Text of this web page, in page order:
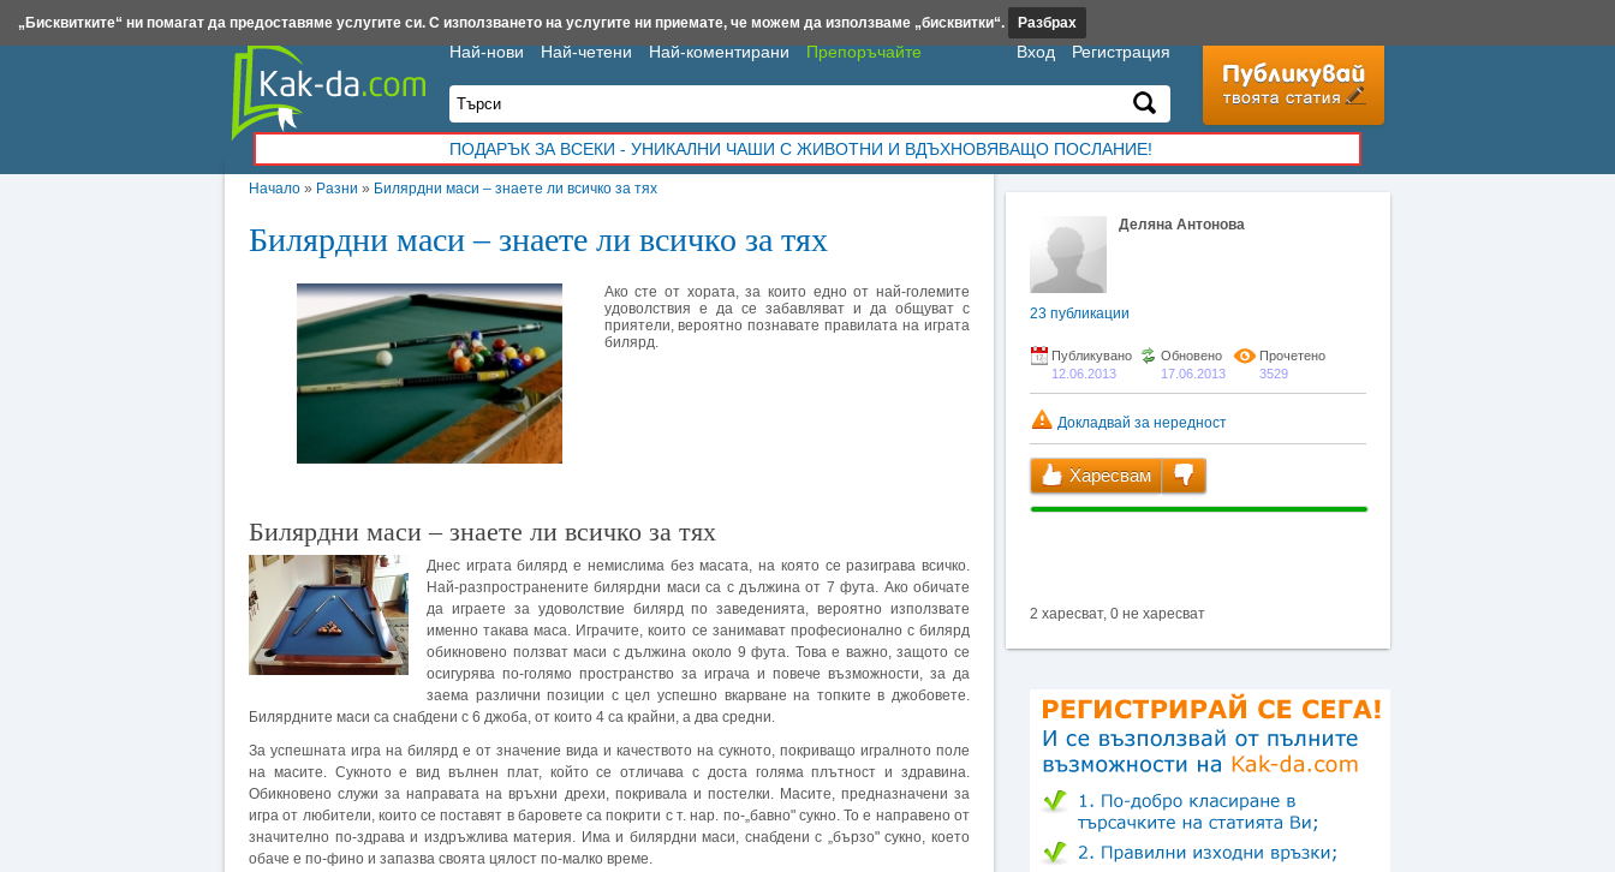
Начало » Разни » Билярдни маси – знаете ли всичко за тях
Билярдни маси – знаете ли всичко за тях
Ако сте от хората, за които едно от най-големите
удоволствия е да се забавляват и да общуват с
приятели, вероятно познавате правилата на играта
билярд.
Билярдни маси – знаете ли всичко за тях
Днес играта билярд е немислима без масата, на която се разиграва всичко.
Най-разпространените билярдни маси са с дължина от 7 фута. Ако обичате
да играете за удоволствие билярд по заведенията, вероятно използвате
именно такава маса. Играчите, които се занимават професионално с билярд
обикновено ползват маси с дължина около 9 фута. Това е важно, защото се
осигурява по-голямо пространство за играча и повече възможности, за да
заема различни позиции с цел успешно вкарване на топките в джобовете.
Билярдните маси са снабдени с 6 джоба, от които 4 са крайни, а два средни.
За успешната игра на билярд е от значение вида и качеството на сукното, покриващо игралното поле
на масите. Сукното е вид вълнен плат, който се отличава с доста голяма плътност и здравина.
Обикновено служи за направата на връхни дрехи, покривала и постелки. Масите, предназначени за
игра от любители, които се поставят в баровете са покрити с т. нар. по-„бавно" сукно. То е направено от
значително по-здрава и издръжлива материя. Има и билярдни маси, снабдени с „бързо" сукно, което
обаче е по-фино и запазва своята цялост по-малко време.
Деляна Антонова
23 публикации
Публикувано
12.06.2013
Обновено
17.06.2013
Прочетено
3529
Докладвай за нередност
Харесвам
2 харесват, 0 не харесват
Най-нови Най-четени Най-коментирани Препоръчайте Вход Регистрация
ПОДАРЪК ЗА ВСЕКИ - УНИКАЛНИ ЧАШИ С ЖИВОТНИ И ВДЪХНОВЯВАЩО ПОСЛАНИЕ!
Insert.bg Framar.bg Kak-da.com Iztochnik.com BauBau.bg NewAge.bg
„Бисквитките“ ни помагат да предоставяме услугите си. С използването на услугите ни приемате, че можем да използваме „бисквитки“. Разбрах